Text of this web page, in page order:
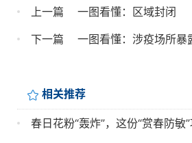
上一篇
一图看懂：区域封闭
下一篇
一图看懂：涉疫场所暴
相关推荐
春日花粉“轰炸”，这份“赏春防敏